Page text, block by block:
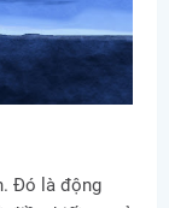
Đó là động